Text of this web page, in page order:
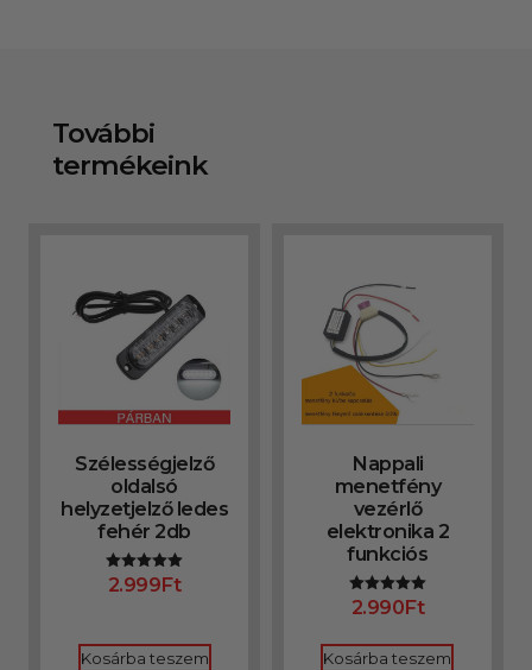
További
termékeink
Szélességjelző
oldalsó
helyzetjelző ledes
fehér 2db
Értékelés:
5.00
2.999Ft
Kosárba teszem
Nappali
menetfény
vezérlő
elektronika 2
funkciós
Értékelés:
5.00
2.990Ft
Kosárba teszem